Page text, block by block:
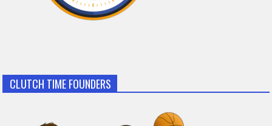
CLUTCH TIME FOUNDERS